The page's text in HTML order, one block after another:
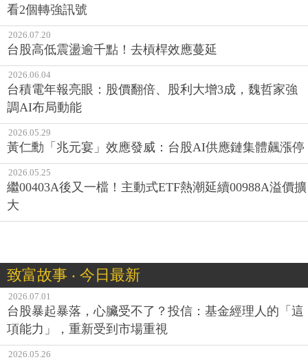
台股高低震盪逾千點！去槓桿效應蔓延
2026.06.04
台積電年報亮眼：股價翻倍、股利大增3成，魏哲家強
調AI布局動能
2026.05.29
黃仁勳「兆元宴」效應發威：台股AI供應鏈集體飆漲停
2026.05.25
繼00403A後又一檔！主動式ETF熱潮延續00988A溢價擴
大
2026.07.01
台股暴起暴落，心臟受不了？投信：基金經理人的「這
項能力」，重新受到市場重視
2026.05.26
財富階梯6大階段，你在哪一層？為什麼大部分的人都
在第3層？